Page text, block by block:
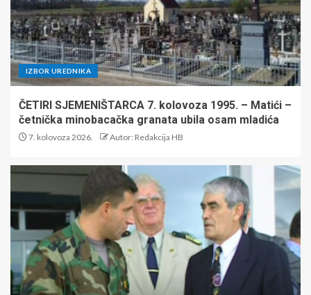
IZBOR UREDNIKA
ČETIRI SJEMENIŠTARCA 7. kolovoza 1995. – Matići –
četnička minobacačka granata ubila osam mladića
7. kolovoza 2026. Autor: Redakcija HB